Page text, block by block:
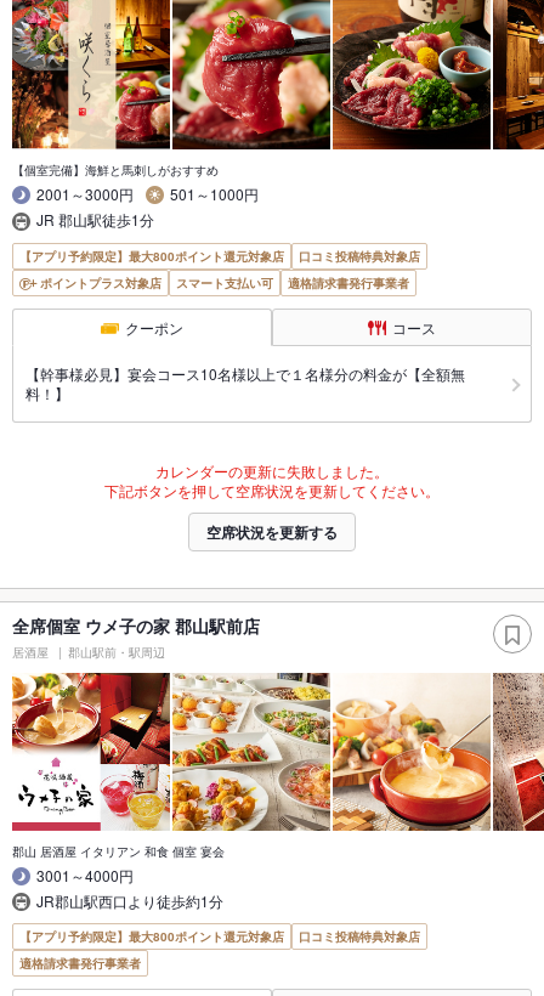
【個室完備】海鮮と馬刺しがおすすめ
2001～3000円
501～1000円
JR 郡山駅徒歩1分
【アプリ予約限定】最大800ポイント還元対象店
口コミ投稿特典対象店
ポイントプラス対象店
スマート支払い可 適格請求書発行事業者
クーポン コース
【幹事様必見】宴会コース10名様以上で１名様分の料金が【全額無
料！】
カレンダーの更新に失敗しました。
下記ボタンを押して空席状況を更新してください。
空席状況を更新する
全席個室 ウメ子の家 郡山駅前店
居酒屋 郡山駅前・駅周辺
郡山 居酒屋 イタリアン 和食 個室 宴会
3001～4000円
JR郡山駅西口より徒歩約1分
【アプリ予約限定】最大800ポイント還元対象店
口コミ投稿特典対象店
適格請求書発行事業者